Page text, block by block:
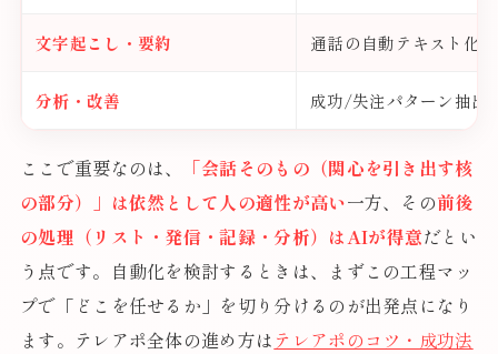
文字起こし・要約 通話の自動テキスト化
分析・改善 成功/失注パターン抽出
ここで重要なのは、
「会話そのもの（関心を引き出す核
の部分）」は依然として人の適性が高い一方、その前後
の処理（リスト・発信・記録・分析）はAIが得意だとい
う点です。自動化を検討するときは、まずこの工程マッ
プで「どこを任せるか」を切り分けるのが出発点になり
ます。テレアポ全体の進め方は テレアポのコツ・成功法